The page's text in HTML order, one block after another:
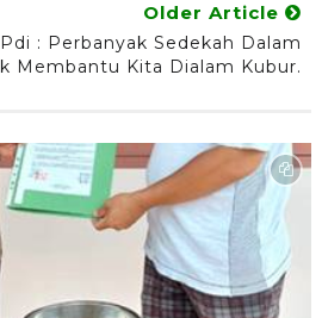
Older Article
: Perbanyak Sedekah Dalam
Membantu Kita Dialam Kubur.